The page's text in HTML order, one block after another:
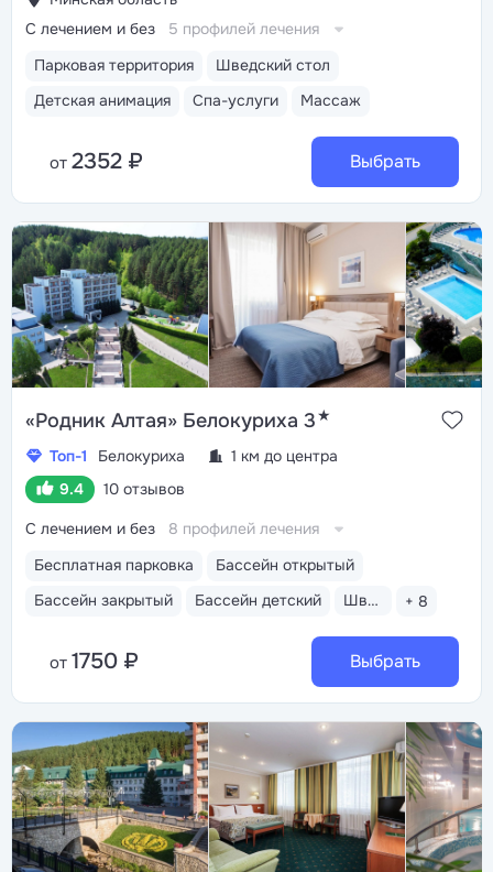
Парковая территория
Шведский стол
Детская анимация
Спа-услуги Массаж
С лечением и без 5 профилей лечения
от 2352 ₽ Выбрать
«Родник Алтая» Белокуриха 3★
Топ-1 Белокуриха
1 км до центра
9.4
10 отзывов
Бесплатная парковка
Бассейн открытый
Бассейн закрытый
Бассейн детский Шведский стол + 8
С лечением и без 8 профилей лечения
от 1750 ₽ Выбрать